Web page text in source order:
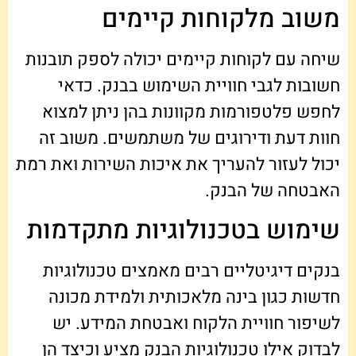
משוב מלקוחות קיימים
שיחה עם לקוחות קיימים יכולה לספק תובנות
חשובות לגבי חוויית השימוש בבנק. כדאי
לחפש פלטפורמות מקוונות בהן ניתן למצוא
חוות דעת ודירוגים של משתמשים. משוב זה
יכול לעזור להעריך את איכות השירות ואת רמת
האבטחה של הבנק.
שימוש בטכנולוגיות מתקדמות
בנקים דיגיטליים רבים מאמצים טכנולוגיות
חדשות כגון בינה מלאכותית ולמידת מכונה
לשיפור חוויית הלקוח ואבטחת המידע. יש
לבדוק אילו טכנולוגיות הבנק מציע וכיצד הן